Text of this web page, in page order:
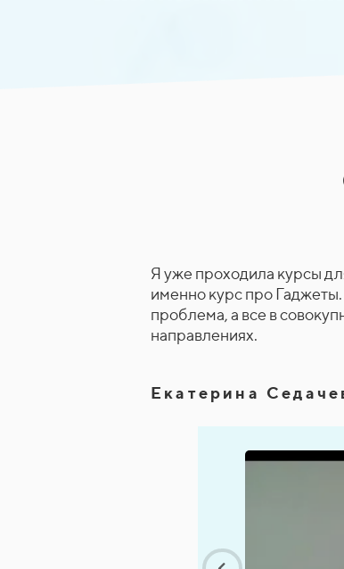
Я уже проходила курсы
именно курс про
проблема, а все в
направлениях.
Екатерина